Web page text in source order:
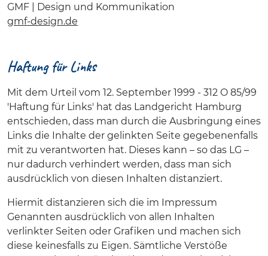
GMF | Design und Kommunikation
gmf-design.de
Haftung für Links
Mit dem Urteil vom 12. September 1999 - 312 O 85/99
'Haftung für Links' hat das Landgericht Hamburg
entschieden, dass man durch die Ausbringung eines
Links die Inhalte der gelinkten Seite gegebenenfalls
mit zu verantworten hat. Dieses kann – so das LG –
nur dadurch verhindert werden, dass man sich
ausdrücklich von diesen Inhalten distanziert.
Hiermit distanzieren sich die im Impressum
Genannten ausdrücklich von allen Inhalten
verlinkter Seiten oder Grafiken und machen sich
diese keinesfalls zu Eigen. Sämtliche Verstöße